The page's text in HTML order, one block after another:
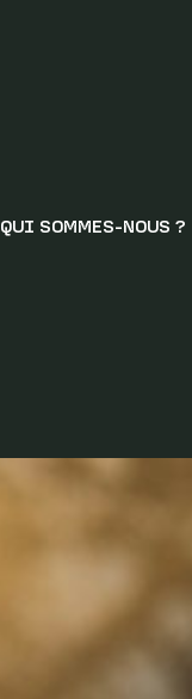
QUI SOMMES-NOUS ?